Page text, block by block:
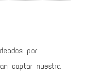
por
captar nuestra